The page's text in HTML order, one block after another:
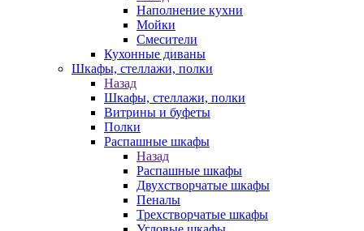
Наполнение кухни
Мойки
Смесители
Кухонные диваны
Шкафы, стеллажи, полки
Назад
Шкафы, стеллажи, полки
Витрины и буфеты
Полки
Распашные шкафы
Назад
Распашные шкафы
Двухстворчатые шкафы
Пеналы
Трехстворчатые шкафы